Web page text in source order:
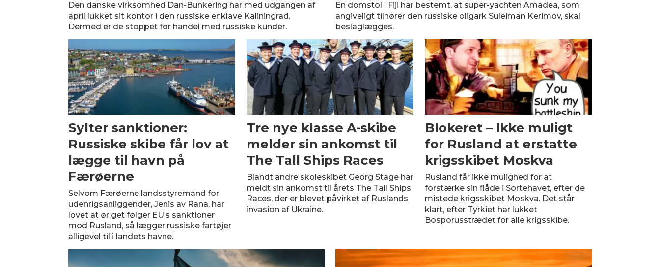
Den danske virksomhed Dan-Bunkering har med udgangen af
april lukket sit kontor i den russiske enklave Kaliningrad.
Dermed er de stoppet for handel med russiske kunder.
En domstol i Fiji har bestemt, at super-yachten Amadea, som
angiveligt tilhører den russiske oligark Suleiman Kerimov, skal
beslaglægges.
Sylter sanktioner:
Russiske skibe får lov at
lægge til havn på
Færøerne
Selvom Færøerne landsstyremand for
udenrigsanliggender, Jenis av Rana, har
lovet at øriget følger EU’s sanktioner
mod Rusland, så lægger russiske fartøjer
alligevel til i landets havne.
Tre nye klasse A-skibe
melder sin ankomst til
The Tall Ships Races
Blandt andre skoleskibet Georg Stage har
meldt sin ankomst til årets The Tall Ships
Races, der er blevet påvirket af Ruslands
invasion af Ukraine.
Blokeret – Ikke muligt
for Rusland at erstatte
krigsskibet Moskva
Rusland får ikke mulighed for at
forstærke sin flåde i Sortehavet, efter de
mistede krigsskibet Moskva. Det står
klart, efter Tyrkiet har lukket
Bosporusstrædet for alle krigsskibe.